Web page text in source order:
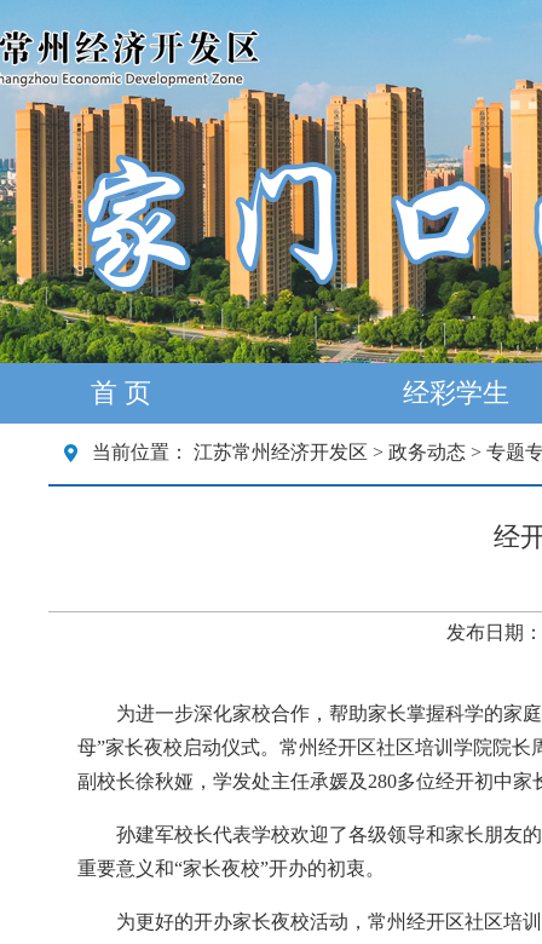
首 页 经彩学生
当前位置： 江苏常州经济开发区 > 政务动态 > 专题
经
发布日期
为进一步深化家校合作，帮助家长掌握科学的家
母”家长夜校启动仪式。常州经开区社区培训学院院
副校长徐秋娅，学发处主任承媛及280多位经开初中
孙建军校长代表学校欢迎了各级领导和家长朋友
重要意义和“家长夜校”开办的初衷。
为更好的开办家长夜校活动，常州经开区社区培